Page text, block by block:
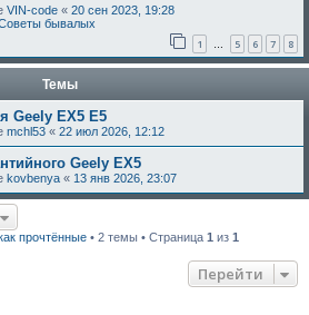
VIN-code « 20 сен 2023, 19:28
бывалых
1 … 5 6 7 8
Темы
Geely EX5 E5
mchl53 « 22 июл 2026, 12:12
Geely EX5
kovbenya « 13 янв 2026, 23:07
прочтённые• 2 темы • Страница 1 из 1
Перейти